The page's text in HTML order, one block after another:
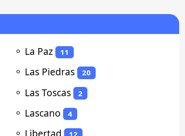
⚬ La Paz 11
⚬ Las Piedras 20
⚬ Las Toscas 2
⚬ Lascano 4
⚬ Libertad